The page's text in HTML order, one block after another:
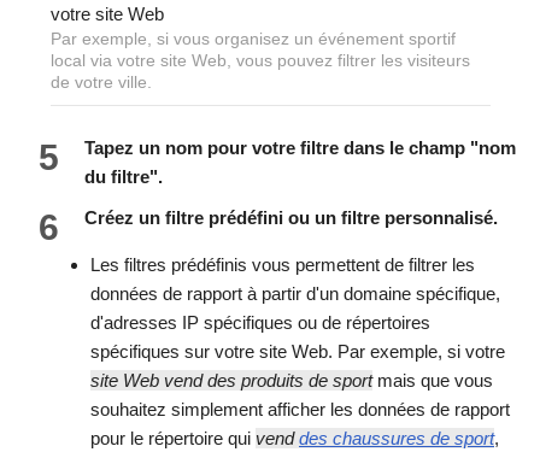
Par exemple, si vous organisez un événement sportif
local via votre site Web, vous pouvez filtrer les visiteurs
de votre ville.
5
Tapez un nom pour votre filtre dans le champ "nom
du filtre".
6 Créez un filtre prédéfini ou un filtre personnalisé.
Les filtres prédéfinis vous permettent de filtrer les
données de rapport à partir d'un domaine spécifique,
d'adresses IP spécifiques ou de répertoires
spécifiques sur votre site Web. Par exemple, si votre
site Web vend des produits de sportmais que vous
souhaitez simplement afficher les données de rapport
pour le répertoire qui venddes chaussures de sport,